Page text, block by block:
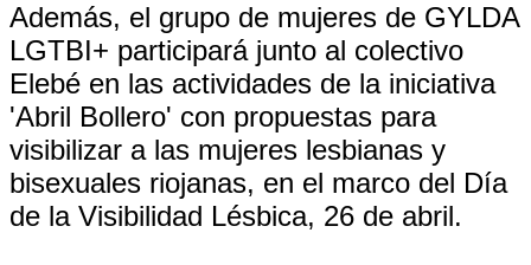
Además, el grupo de mujeres de GYLDA
LGTBI+ participará junto al colectivo
Elebé en las actividades de la iniciativa
'Abril Bollero' con propuestas para
visibilizar a las mujeres lesbianas y
bisexuales riojanas, en el marco del Día
de la Visibilidad Lésbica, 26 de abril.